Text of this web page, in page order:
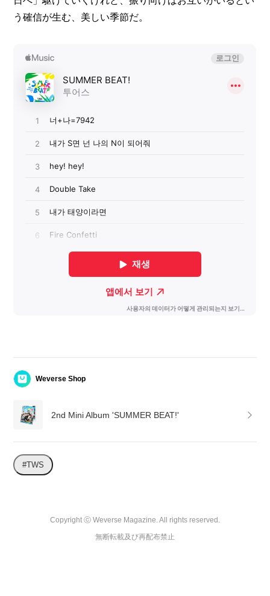
う確信が生む、美しい季節だ。
Weverse Shop
2nd Mini Album 'SUMMER BEAT!'
#TWS
Copyright ⓒ Weverse Magazine. All rights reserved.
無断転載及び再配布禁止